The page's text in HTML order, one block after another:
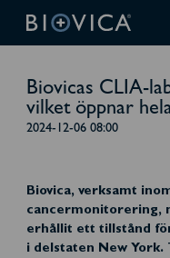
Biovicas CLIA-
vilket öppnar
2024-12-06 08:00
Biovica, verksamt
cancermonitorering,
erhållit ett tillstånd
i delstaten New